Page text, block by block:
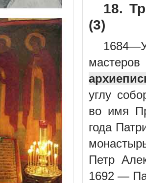
18.
(3)
углу
во имя
года
Петр
1692 —